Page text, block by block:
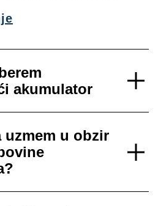
akumulator
uzmem u obzir